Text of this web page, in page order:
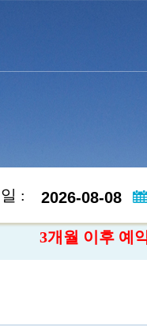
:
3개월 이후 예